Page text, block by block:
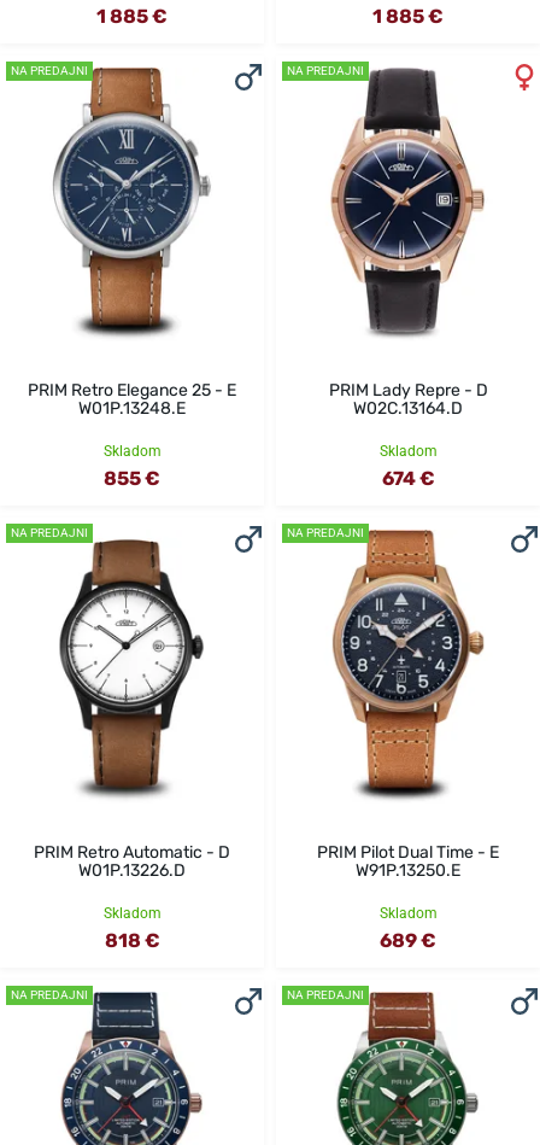
1 885 € 1 885 €
NA PREDAJNI
PRIM Retro Elegance 25 - E
W01P.13248.E
Skladom
855 €
NA PREDAJNI
PRIM Lady Repre - D
W02C.13164.D
Skladom
674 €
NA PREDAJNI
PRIM Retro Automatic - D
W01P.13226.D
Skladom
818 €
NA PREDAJNI
PRIM Pilot Dual Time - E
W91P.13250.E
Skladom
689 €
NA PREDAJNI NA PREDAJNI